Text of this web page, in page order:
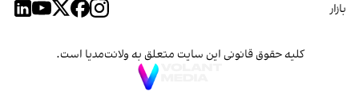
بازار
کلیه حقوق قانونی این سایت متعلق به ولانت‌مدیا است.